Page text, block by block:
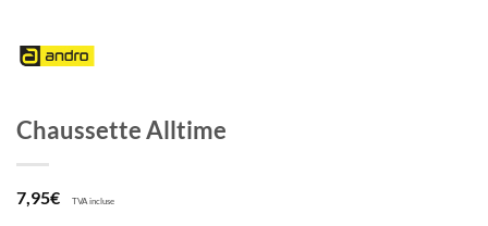
Chaussette Alltime
7,95€ TVA incluse